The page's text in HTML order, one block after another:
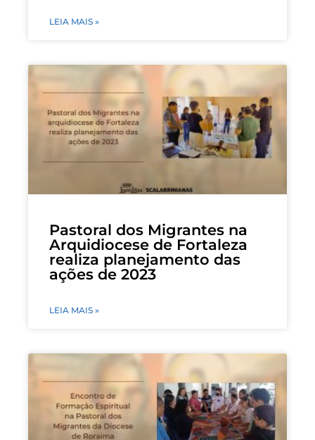
LEIA MAIS »
Pastoral dos Migrantes na
Arquidiocese de Fortaleza
realiza planejamento das
ações de 2023
LEIA MAIS »